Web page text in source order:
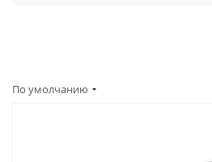
По умолчанию